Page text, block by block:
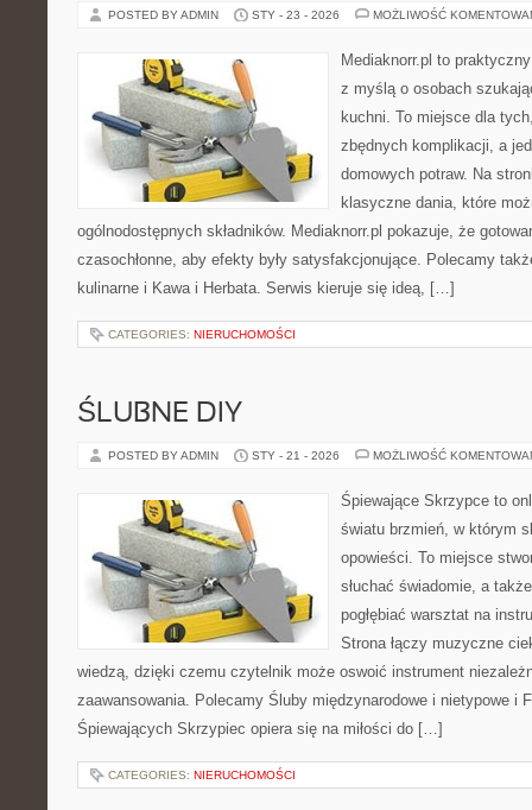
POSTED BY ADMIN STY - 23 - 2026 MOŻLIWOŚĆ
Mediaknorr.pl to
z myślą o osobach
kuchni. To miejsce dla
zbędnych komplikacji, a
domowych potraw. Na
klasyczne dania, które
ogólnodostępnych składników. Mediaknorr.pl pokazuje, że
czasochłonne, aby efekty były satysfakcjonujące. Polecamy
kulinarne i Kawa i Herbata. Serwis kieruje się ideą, […]
CATEGORIES: NIERUCHOMOŚCI
ŚLUBNE DIY
POSTED BY ADMIN STY - 21 - 2026 MOŻLIWOŚĆ
Śpiewające Skrzypce to
światu brzmień, w którym
opowieści. To miejsce
słuchać świadomie, a
pogłębiać warsztat na
Strona łączy muzyczne
wiedzą, dzięki czemu czytelnik może oswoić instrument
zaawansowania. Polecamy Śluby międzynarodowe i nietypowe i
Śpiewających Skrzypiec opiera się na miłości do […]
CATEGORIES: NIERUCHOMOŚCI